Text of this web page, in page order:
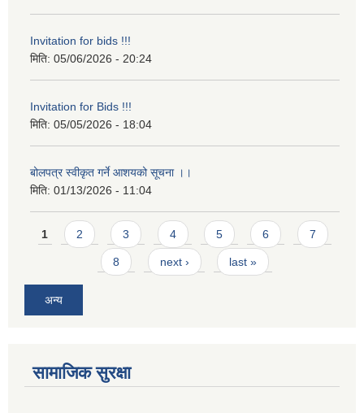
Invitation for bids !!!
मिति: 05/06/2026 - 20:24
Invitation for Bids !!!
मिति: 05/05/2026 - 18:04
बोलपत्र स्वीकृत गर्ने आशयको सूचना ।।
मिति: 01/13/2026 - 11:04
Pages
1 2 3 4 5 6 7
8 next › last »
अन्य
सामाजिक सुरक्षा